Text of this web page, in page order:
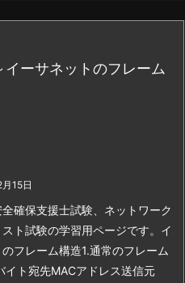
ーサネットのフレーム
15日
確保支援士試験、ネットワーク
ト試験の学習用ページです。 イ
フレーム構造1.通常のフレーム
イト宛先MACアドレス送信元